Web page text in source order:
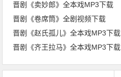
晋剧《卖妙郎》全本戏MP3下载
晋剧《卷席筒》全剧视频下载
晋剧《赵氏孤儿》全本戏MP3下载
晋剧《齐王拉马》全本戏MP3下载